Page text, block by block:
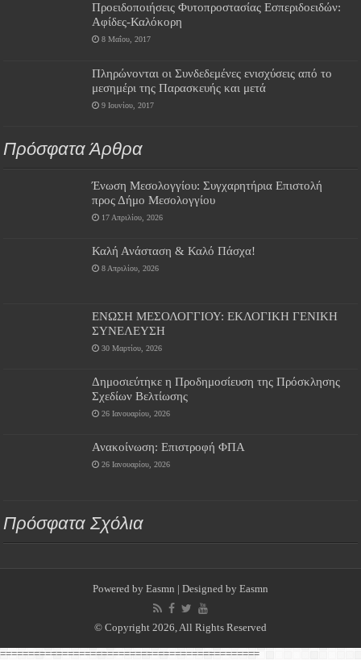
Προειδοποιήσεις Φυτοπροστασίας Εσπεριδοειδών:
Αφίδες-Καλόκορη
8 Μαΐου, 2017
Πληρώνονται οι Συνδεδεμένες ενισχύσεις από το
μεσημέρι της Παρασκευής και μετά
9 Ιουνίου, 2017
Πρόσφατα Άρθρα
Ένωση Μεσολογγίου: Συγχαρητήρια Επιστολή
προς Δήμο Μεσολογγίου
17 Απριλίου, 2026
Καλή Ανάσταση & Καλό Πάσχα!
8 Απριλίου, 2026
ΕΝΩΣΗ ΜΕΣΟΛΟΓΓΙΟΥ: ΕΚΛΟΓΙΚΗ ΓΕΝΙΚΗ
ΣΥΝΕΛΕΥΣΗ
30 Μαρτίου, 2026
Δημοσιεύτηκε η Προδημοσίευση της Πρόσκλησης
Σχεδίων Βελτίωσης
26 Ιανουαρίου, 2026
Ανακοίνωση: Επιστροφή ΦΠΑ
26 Ιανουαρίου, 2026
Πρόσφατα Σχόλια
Powered by Easmn | Designed by Easmn
© Copyright 2026, All Rights Reserved
==============================================